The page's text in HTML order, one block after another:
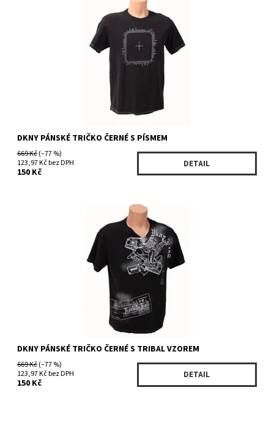
Skladem 3 ks
KKRU3936BK
DKNY PÁNSKÉ TRIČKO ČERNÉ S PÍSMEM
669 Kč(–77 %)
123,97 Kč bez DPH
150 Kč
DETAIL
Vyprodáno >5 ks
KMRU3931BK/1082
DKNY
DKNY PÁNSKÉ TRIČKO ČERNÉ S TRIBAL VZOREM
669 Kč(–77 %)
123,97 Kč bez DPH
150 Kč
DETAIL